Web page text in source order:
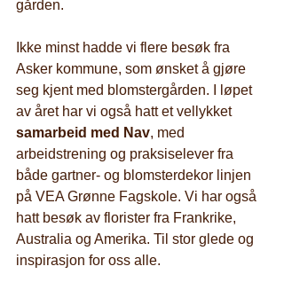
gården.
Ikke minst hadde vi flere besøk fra
Asker kommune, som ønsket å gjøre
seg kjent med blomstergården. I løpet
av året har vi også hatt et vellykket
samarbeid med Nav, med
arbeidstrening og praksiselever fra
både gartner- og blomsterdekor linjen
på VEA Grønne Fagskole. Vi har også
hatt besøk av florister fra Frankrike,
Australia og Amerika. Til stor glede og
inspirasjon for oss alle.